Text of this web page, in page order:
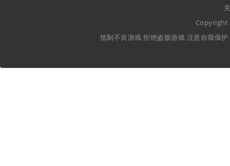
Copyright
抵制不良游戏 拒绝盗版游戏 注意自我保